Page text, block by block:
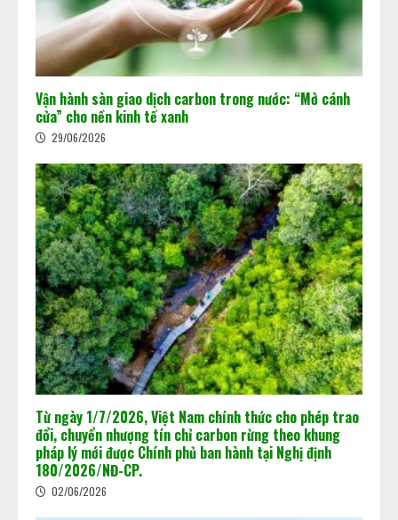
Vận hành sàn giao dịch carbon trong nước: “Mở cánh
cửa” cho nền kinh tế xanh
29/06/2026
Từ ngày 1/7/2026, Việt Nam chính thức cho phép trao
đổi, chuyển nhượng tín chỉ carbon rừng theo khung
pháp lý mới được Chính phủ ban hành tại Nghị định
180/2026/NĐ-CP.
02/06/2026
2
Khi dấu chân carbon quyết định
doanh nghiệp đi hay ở lại thị trường
02/06/2026